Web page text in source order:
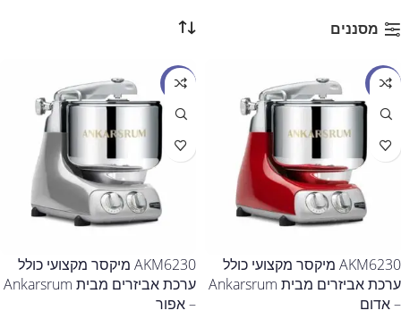
מסננים
מבצע
AKM6230 מיקסר מקצועי כולל
ערכת אביזרים מבית Ankarsrum
– אדום
מבצע
AKM6230 מיקסר מקצועי כולל
ערכת אביזרים מבית Ankarsrum
– אפור